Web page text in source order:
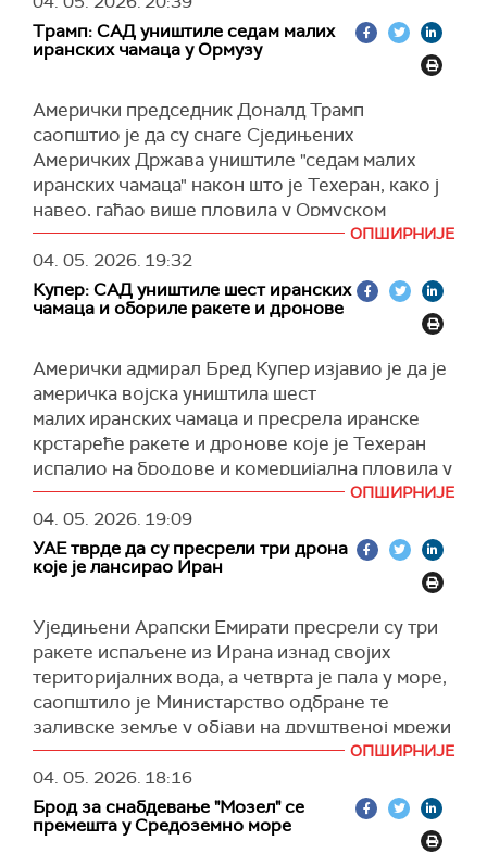
одговору за РТЦГ.
(Танјуг)
Уједињених Арапских Емирата и Саудијске
Арабије са циљем да се захтева да Иран
прекине нападе на трговачке бродове и
пловним путем", рекао је Волц.
(Reuters)
након што су регионалне тензије ескалирале
због пријављених напада у близини Фуџејре и
у Ормуском мореузу.
(Guardian)
Трамп: САД уништиле седам малих
иранских чамаца у Ормузу
Амерички председник Доналд Трамп
саопштио је да су снаге Сједињених
Америчких Држава уништиле "седам малих
иранских чамаца" након што је Техеран, како ј
навео, гађао више пловила у Ормуском
мореузу.
У објави на друштвеној мрежи "Truth Social",
Трамп је навео да у иранским нападима није
нанета штета, осим на једном јужнокорејском
"Иран је напао пловила других држава,
укључујући јужнокорејски теретни брод.
Можда је време да се и Јужна Кореја
прикључи мисији. Уништили смо седам малих
бродова или како их они називају 'брзи чамци'.
јужнокорејског брода у овом тренутку нема
штете у Ормском мореузу", наводи се у објави.
Доналд Трамп је такође упозорио Иран да ће
његове снаге бити "збрисане са лица земље"
ако покушају да циљају америчке бродове који
воде бродове кроз Ормуски мореуз у оквиру
пројекта "Слобода".
У интервјуу за Фокс њуз , Трамп је такође
рекао да види два пута напред у свом рату: или
постизање договора у доброј вери или
наставак војних операција.
(Танјуг, Truth Social)
ОПШИРНИЈЕ
04. 05. 2026. 19:32
Купер: САД уништиле шест иранских
чамаца и обориле ракете и дронове
Aмерички адмирал Бред Купер изјавио је да је
америчка војска уништила шест
малих иранских чамаца и пресрела иранске
крстареће ракете и дронове које је Техеран
испалио на бродове и комерцијална пловила у
Ормуском мореузу.
(Guardian)
ОПШИРНИЈЕ
04. 05. 2026. 19:09
УАЕ тврде да су пресрели три дрона
које је лансирао Иран
Уједињени Арапски Емирати пресрели су три
ракете испаљене из Ирана изнад својих
територијалних вода, а четврта је пала у море,
саопштило је Министарство одбране те
заливске земље у објави на друштвеној мрежи
Икс.
(Guardian, X)
ОПШИРНИЈЕ
04. 05. 2026. 18:16
Брод за снабдевање "Мозел" се
премешта у Средоземно море